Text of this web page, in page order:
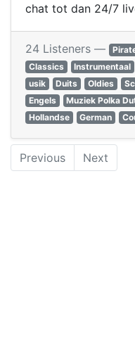
chat tot dan 24/7
24 Listeners —
Classics
Instrumentaal
usik
Duits Oldies
Engels
Muziek Polka
Hollandse
German
Previous Next